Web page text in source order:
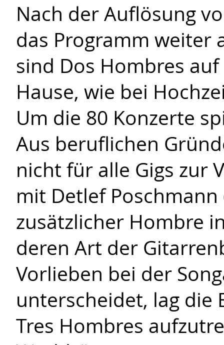
Nach der Auflösung
das Programm weiter
sind Dos Hombres
Hause, wie bei
Um die 80 Konzerte
Aus beruflichen
nicht für alle Gigs zur
mit Detlef
zusätzlicher Hombre
deren Art der
Vorlieben bei der
unterscheidet, lag die
Tres Hombres